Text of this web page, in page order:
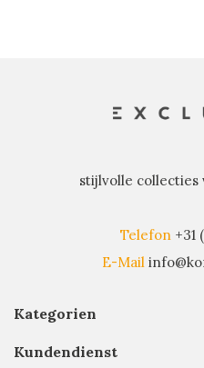
stijlvolle
Telefon +31
E-Mail
Kategorien
Kundendienst